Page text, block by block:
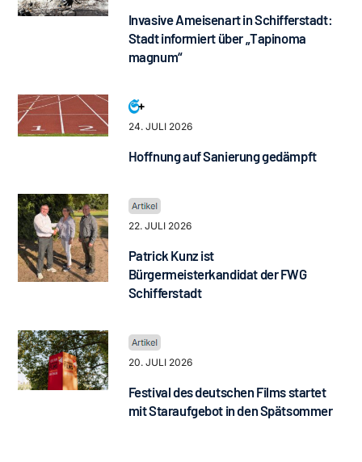
Invasive Ameisenart in Schifferstadt:
Stadt informiert über „Tapinoma
magnum“
24. JULI 2026
Hoffnung auf Sanierung gedämpft
22. JULI 2026
Patrick Kunz ist
Bürgermeisterkandidat der FWG
Schifferstadt
20. JULI 2026
Festival des deutschen Films startet
mit Staraufgebot in den Spätsommer